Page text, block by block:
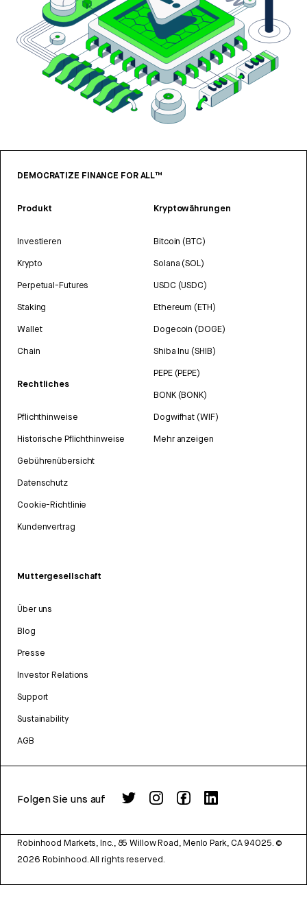
DEMOCRATIZE FINANCE FOR ALL™
Produkt
Investieren
Krypto
Perpetual-Futures
Staking
Wallet
Chain
Rechtliches
Pflichthinweise
Historische Pflichthinweise
Gebührenübersicht
Datenschutz
Cookie-Richtlinie
Kundenvertrag
Kryptowährungen
Bitcoin (BTC)
Solana (SOL)
USDC (USDC)
Ethereum (ETH)
Dogecoin (DOGE)
Shiba Inu (SHIB)
PEPE (PEPE)
BONK (BONK)
Dogwifhat (WIF)
Mehr anzeigen
Muttergesellschaft
Über uns
Blog
Presse
Investor Relations
Support
Sustainability
AGB
Folgen Sie uns auf
Robinhood Markets, Inc., 85 Willow Road, Menlo Park, CA 94025. ©
2026 Robinhood. All rights reserved.